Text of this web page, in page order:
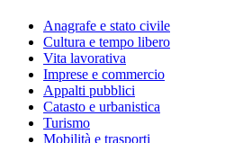
Anagrafe e stato civile
Cultura e tempo libero
Vita lavorativa
Imprese e commercio
Appalti pubblici
Catasto e urbanistica
Turismo
Mobilità e trasporti